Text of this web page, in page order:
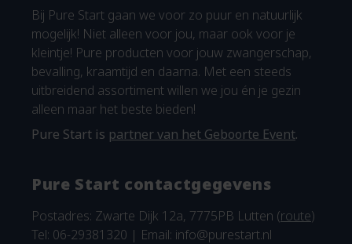
Bij Pure Start gaan we voor zo puur en natuurlijk
mogelijk! Niet alleen voor jou, maar ook voor je
kleintje! Pure producten voor jouw zwangerschap,
bevalling, kraamtijd en daarna. Met een steeds
uitbreidend assortiment willen we jou én je gezin
alleen maar het beste bieden!
Pure Start is partner van het Geboorte Event.
Pure Start contactgegevens
Postadres: Zwarte Dijk 12a, 7775PB Lutten (route)
Tel: 06-29381320 | Email: info@purestart.nl